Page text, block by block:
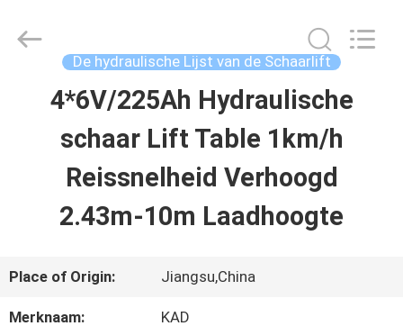
HUIS
PRODUCTEN
VIDEOS
Machinery
De hydraulische Lijst van de Schaarlift
4*6V/225Ah Hydraulische
schaar Lift Table 1km/h
Reissnelheid Verhoogd
2.43m-10m Laadhoogte
Place of Origin: Jiangsu,China
Merknaam: KAD